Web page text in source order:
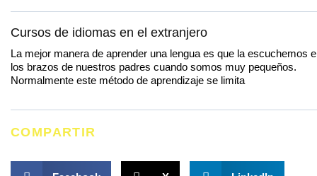
Cursos de idiomas en el extranjero
La mejor manera de aprender una lengua es que la escuchemos
los brazos de nuestros padres cuando somos muy pequeños.
Normalmente este método de aprendizaje se limita
COMPARTIR